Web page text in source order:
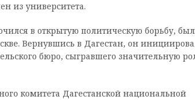
из университета.
в открытую политическую борьбу, был
Вернувшись в Дагестан, он
бюро, сыгравшего значительную
комитета Дагестанской национальной